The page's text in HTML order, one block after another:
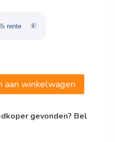
€708,00.
rente
aan winkelwagen
gevonden? Bel